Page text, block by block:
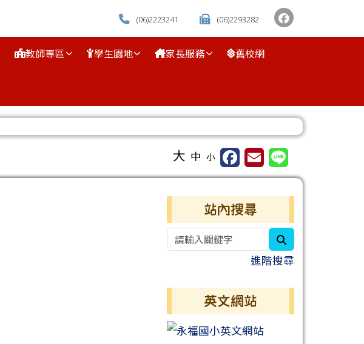
(06)2223241 (06)2293282
教師專區 學生園地 家長服務 舊校網
大 中 小
右邊區域內容
站內搜尋
進階搜尋
英文網站